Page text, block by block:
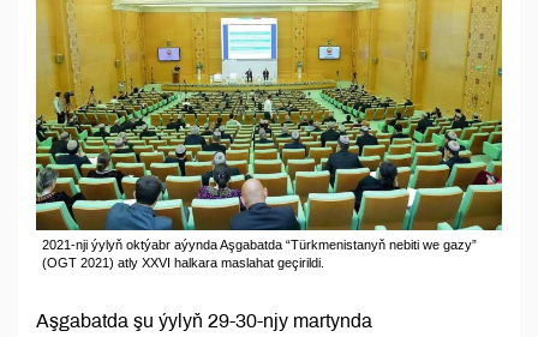
2021-nji ýylyň oktýabr aýynda Aşgabatda “Türkmenistanyň nebiti we gazy”
(OGT 2021) atly XXVI halkara maslahat geçirildi.
Aşgabatda şu ýylyň 29-30-njy martynda